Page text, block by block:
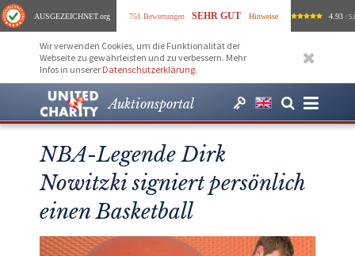
AUSGEZEICHNET.org 751 Bewertungen SEHR GUT Hinweise 4.93 /
Wir verwenden Cookies, um die Funktionalität der
Webseite zu gewährleisten und zu verbessern. Mehr
Infos in unserer Datenschutzerklärung.
Auktionsportal
NBA-Legende Dirk
Nowitzki signiert persönlich
einen Basketball